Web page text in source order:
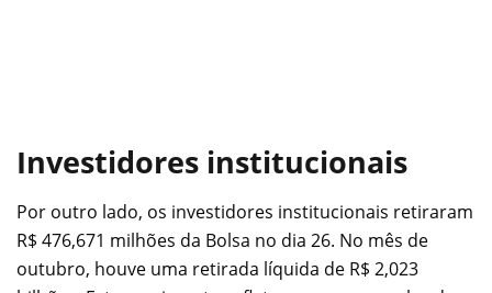
Investidores institucionais
Por outro lado, os investidores institucionais retiraram
R$ 476,671 milhões da Bolsa no dia 26. No mês de
outubro, houve uma retirada líquida de R$ 2,023